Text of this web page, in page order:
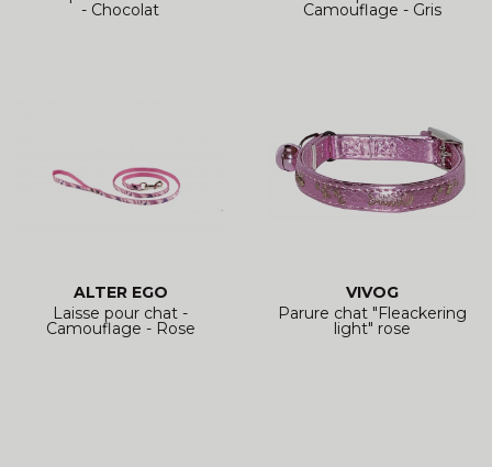
- Chocolat Camouflage - Gris
ALTER EGO
Laisse pour chat -
Camouflage - Rose
VIVOG
Parure chat "Fleackering
light" rose